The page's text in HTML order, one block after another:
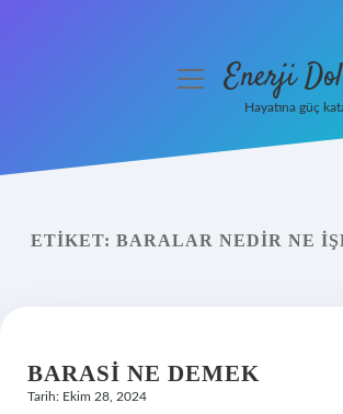
Yasal Uyarı
menüyüEnerji
Hayatına güç
ETIKET: BARALAR NEDIR NE
BARASI NE DEMEK
Tarih: Ekim 28, 2024